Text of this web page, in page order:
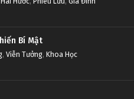
Bí Mật
, Viễn Tưởng, Khoa Học